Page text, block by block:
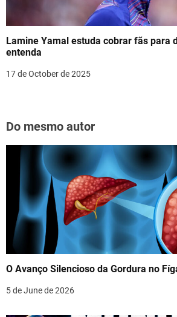
Lamine Yamal estuda cobrar fãs para
entenda
17 de October de 2025
Do mesmo autor
O Avanço Silencioso da Gordura no
5 de June de 2026